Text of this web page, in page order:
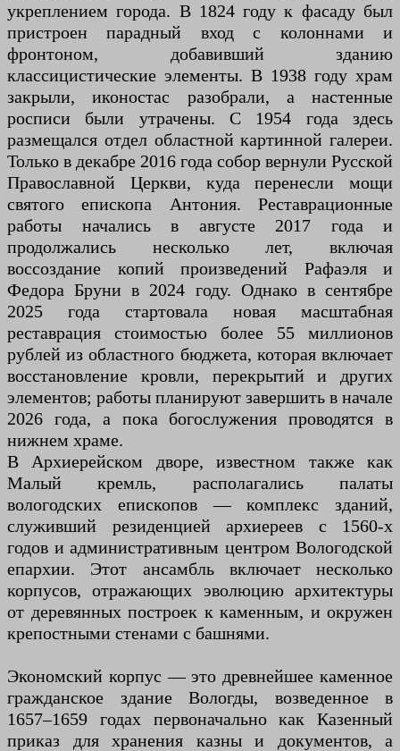
укреплением города. В 1824 году к фасаду был
пристроен парадный вход с колоннами и
фронтоном, добавивший зданию
классицистические элементы. В 1938 году храм
закрыли, иконостас разобрали, а настенные
росписи были утрачены. С 1954 года здесь
размещался отдел областной картинной галереи.
Только в декабре 2016 года собор вернули Русской
Православной Церкви, куда перенесли мощи
святого епископа Антония. Реставрационные
работы начались в августе 2017 года и
продолжались несколько лет, включая
воссоздание копий произведений Рафаэля и
Федора Бруни в 2024 году. Однако в сентябре
2025 года стартовала новая масштабная
реставрация стоимостью более 55 миллионов
рублей из областного бюджета, которая включает
восстановление кровли, перекрытий и других
элементов; работы планируют завершить в начале
2026 года, а пока богослужения проводятся в
нижнем храме.
В Архиерейском дворе, известном также как
Малый кремль, располагались палаты
вологодских епископов — комплекс зданий,
служивший резиденцией архиереев с 1560-х
годов и административным центром Вологодской
епархии. Этот ансамбль включает несколько
корпусов, отражающих эволюцию архитектуры
от деревянных построек к каменным, и окружен
крепостными стенами с башнями.
Экономский корпус — это древнейшее каменное
гражданское здание Вологды, возведенное в
1657–1659 годах первоначально как Казенный
приказ для хранения казны и документов, а